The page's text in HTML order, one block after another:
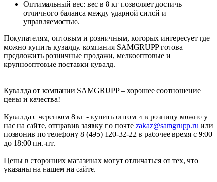
Оптимальный вес: вес в 8 кг позволяет достичь
отличного баланса между ударной силой и
управляемостью.
Покупателям, оптовым и розничным, которых интересует где
можно купить кувалду, компания SAMGRUPP готова
предложить розничные продажи, мелкооптовые и
крупнооптовые поставки кувалд.
Кувалда от компании SAMGRUPP – хорошее соотношение
цены и качества!
Кувалда с черенком 8 кг - купить оптом и в розницу можно у
нас на сайте, отправив заявку по почте zakaz@samgrupp.ru или
позвонив по телефону 8 (495) 120-32-22 в рабочее время с 9:00
до 18:00 пн.-пт.
Цены в сторонних магазинах могут отличаться от тех, что
указаны на нашем на сайте.